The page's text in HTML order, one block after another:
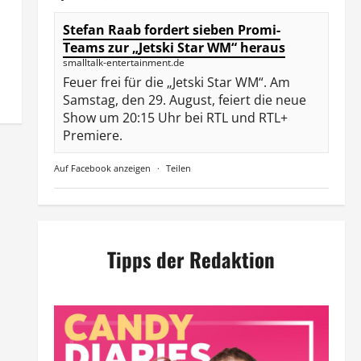
Stefan Raab fordert sieben Promi-
Teams zur „Jetski Star WM“ heraus
smalltalk-entertainment.de
Feuer frei für die „Jetski Star WM“. Am
Samstag, den 29. August, feiert die neue
Show um 20:15 Uhr bei RTL und RTL+
Premiere.
Auf Facebook anzeigen · Teilen
Tipps der Redaktion